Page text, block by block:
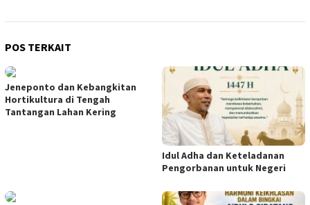
POS TERKAIT
Jeneponto dan Kebangkitan
Hortikultura di Tengah
Tantangan Lahan Kering
Idul Adha dan Keteladanan
Pengorbanan untuk Negeri